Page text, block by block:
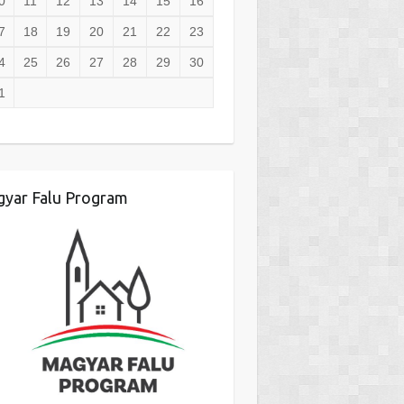
18 19 20 21 22 23
25 26 27 28 29 30
Falu Program